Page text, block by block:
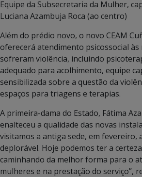
Equipe da Subsecretaria da Mulher,
Luciana Azambuja Roca (ao centro)
Além do prédio novo, o novo CEAM
oferecerá atendimento psicossocial às
sofreram violência, incluindo
adequado para acolhimento, equipe
sensibilizada sobre a questão da
espaços para triagens e terapias.
A primeira-dama do Estado, Fátima
enalteceu a qualidade das novas
visitamos a antiga sede, em fevereiro,
deplorável. Hoje podemos ter a
caminhando da melhor forma para o
mulheres e na prestação do serviço”,